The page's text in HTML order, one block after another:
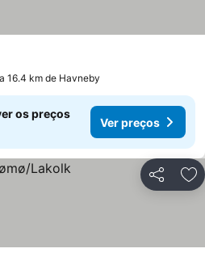
16.4 km de Havneby
os preços
Ver preços
Partilhar